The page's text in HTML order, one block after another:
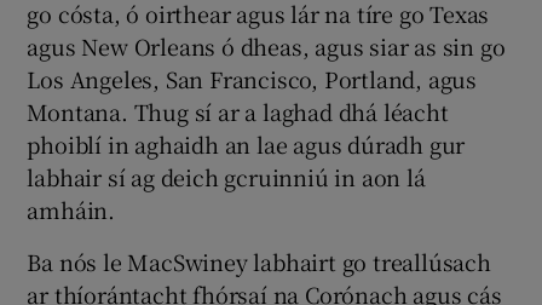
go cósta, ó oirthear agus lár na tíre go Texas
agus New Orleans ó dheas, agus siar as sin go
Los Angeles, San Francisco, Portland, agus
Montana. Thug sí ar a laghad dhá léacht
phoiblí in aghaidh an lae agus dúradh gur
labhair sí ag deich gcruinniú in aon lá
amháin.
Ba nós le MacSwiney labhairt go treallúsach
ar thíorántacht fhórsaí na Corónach agus cás